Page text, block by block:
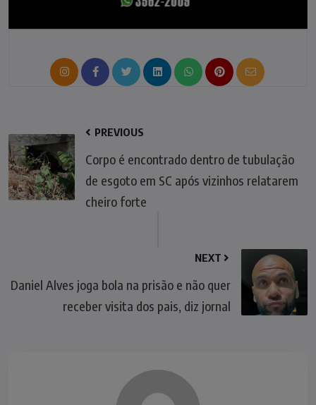
PREVIOUS
Corpo é encontrado dentro de tubulação
de esgoto em SC após vizinhos relatarem
cheiro forte
NEXT
Daniel Alves joga bola na prisão e não quer
receber visita dos pais, diz jornal